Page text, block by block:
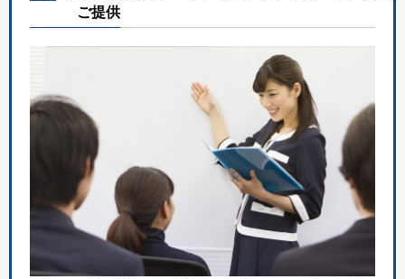
ご提供